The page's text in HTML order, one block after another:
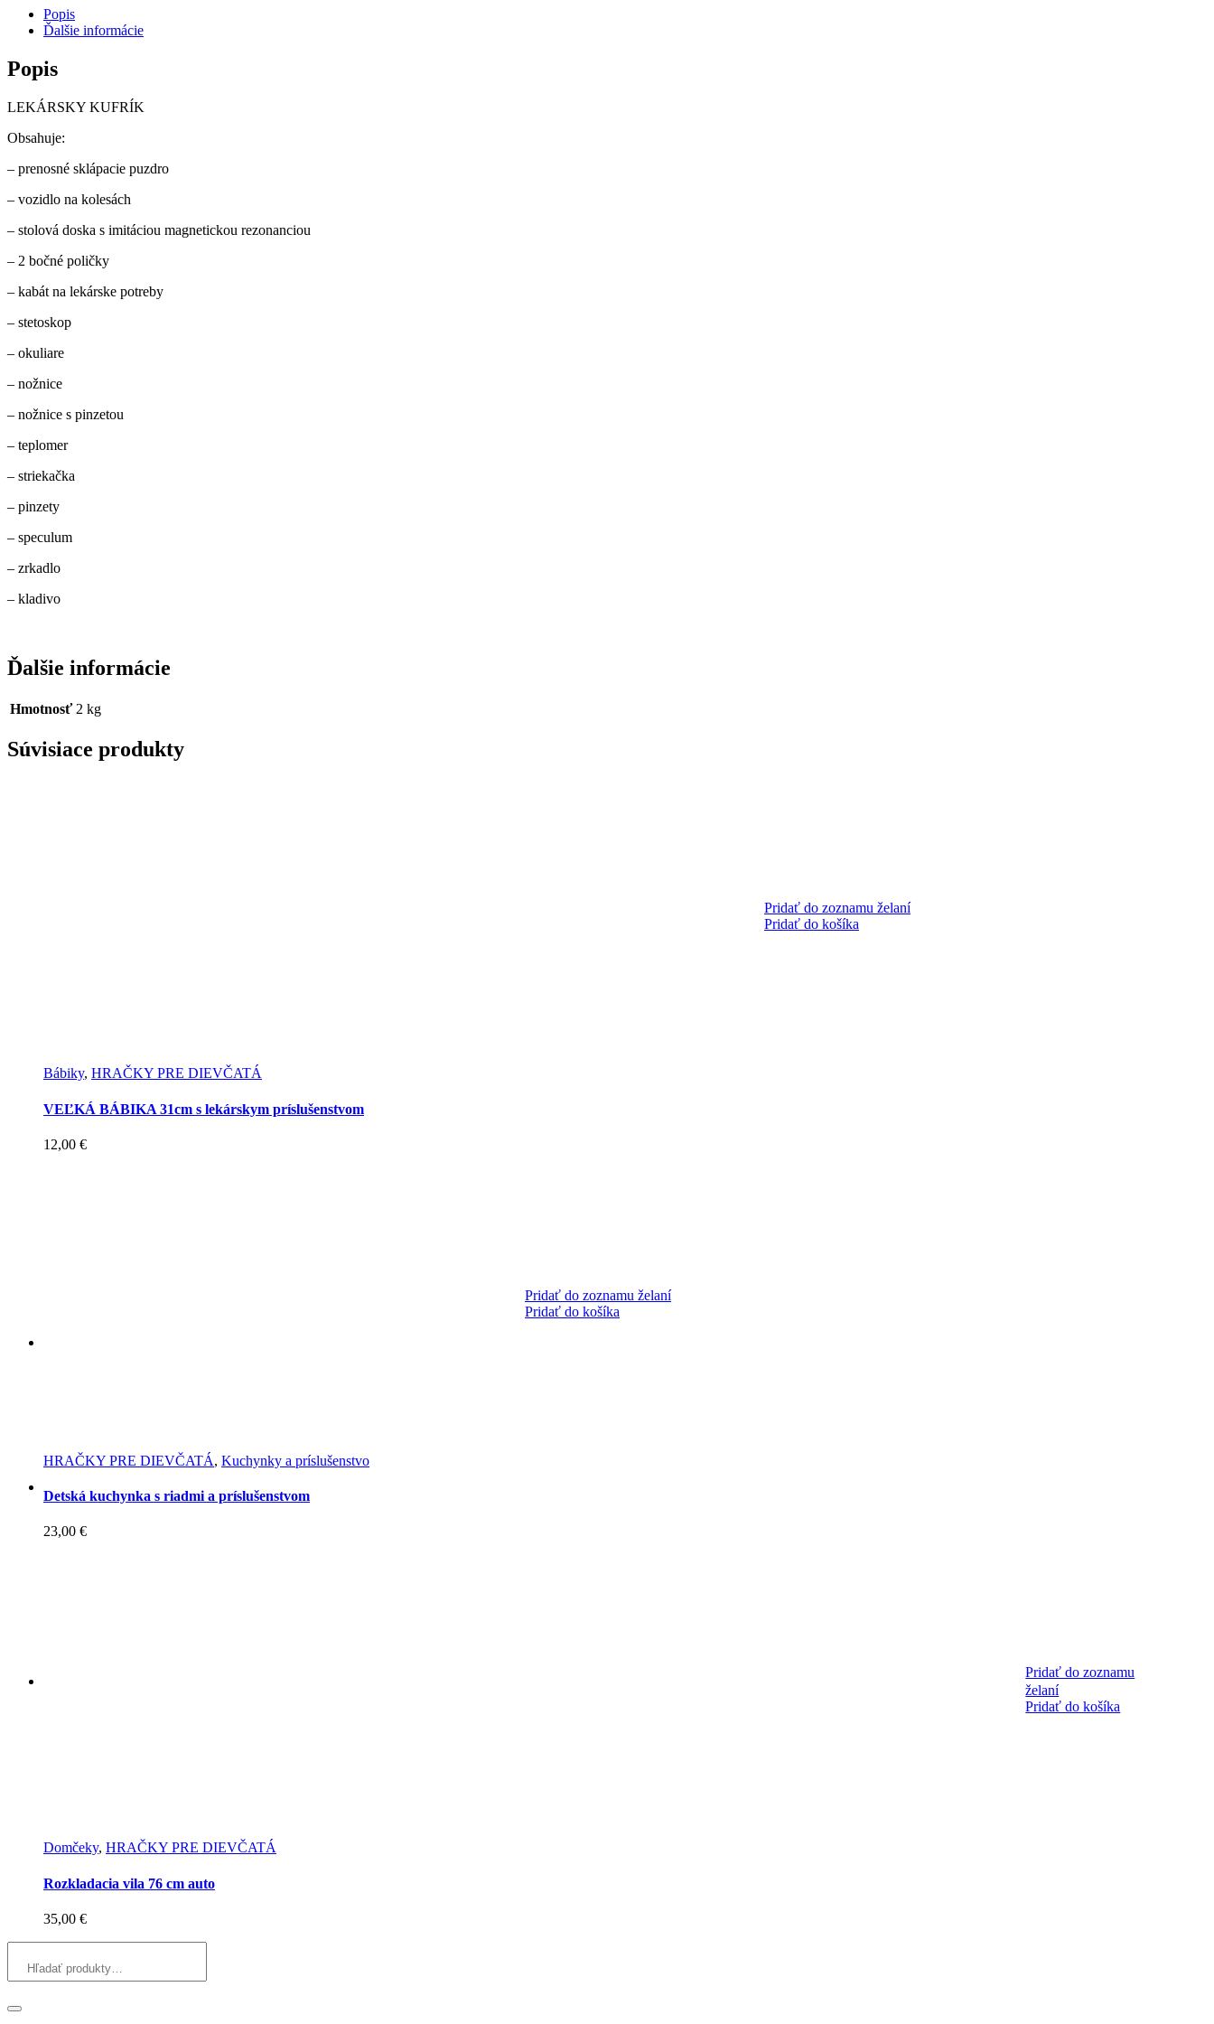
Popis
Ďalšie informácie
Popis
LEKÁRSKY KUFRÍK
Obsahuje:
– prenosné sklápacie puzdro
– vozidlo na kolesách
– stolová doska s imitáciou magnetickou rezonanciou
– 2 bočné poličky
– kabát na lekárske potreby
– stetoskop
– okuliare
– nožnice
– nožnice s pinzetou
– teplomer
– striekačka
– pinzety
– speculum
– zrkadlo
– kladivo
Ďalšie informácie
Hmotnosť 2 kg
Súvisiace produkty
Pridať do zoznamu želaní
Pridať do košíka
Bábiky, HRAČKY PRE DIEVČATÁ
VEĽKÁ BÁBIKA 31cm s lekárskym príslušenstvom
12,00 €
Pridať do zoznamu želaní
Pridať do košíka
HRAČKY PRE DIEVČATÁ, Kuchynky a príslušenstvo
Detská kuchynka s riadmi a príslušenstvom
23,00 €
Pridať do zoznamu
želaní
Pridať do košíka
Domčeky, HRAČKY PRE DIEVČATÁ
Rozkladacia vila 76 cm auto
35,00 €